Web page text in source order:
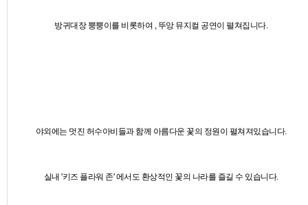
방귀대장 뿡뿡이를 비롯하여 , 뚜앙 뮤지컬 공연이 펼쳐집니다.
야외에는 멋진 허수아비들과 함께 아름다운 꽃의 정원이 펼쳐져있습니다.
실내 '키즈 플라워 존' 에서도 환상적인 꽃의 나라를 즐길 수 있습니다.